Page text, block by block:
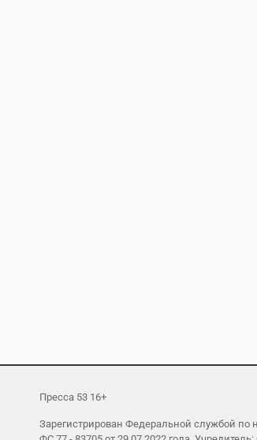
Пресса 53 16+
Зарегистрирован Федеральной службой